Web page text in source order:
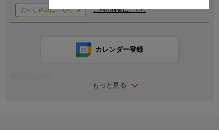
お申し込みはこちら ご利用料金はこちら
もっと見る
カレンダー登録
新人公演主演コンビを迎え、日経ホールにて収録されたトークイ